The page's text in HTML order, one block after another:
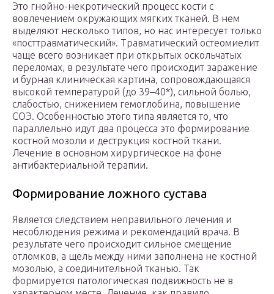
Это гнойно-некротический процесс кости с
вовлечением окружающих мягких тканей. В нем
выделяют несколько типов, но нас интересует только
«посттравматический». Травматический остеомиелит
чаще всего возникает при открытых оскольчатых
переломах, в результате чего происходит заражение
и бурная клиническая картина, сопровождающаяся
высокой температурой (до 39–40*), сильной болью,
слабостью, снижением гемоглобина, повышение
СОЭ. Особенностью этого типа является то, что
параллельно идут два процесса это формирование
костной мозоли и деструкция костной ткани.
Лечение в основном хирургическое на фоне
антибактериальной терапии.
Формирование ложного сустава
Является следствием неправильного лечения и
несоблюдения режима и рекомендаций врача. В
результате чего происходит сильное смещение
отломков, а щель между ними заполнена не костной
мозолью, а соединительной тканью. Так
формируется патологическая подвижность не в